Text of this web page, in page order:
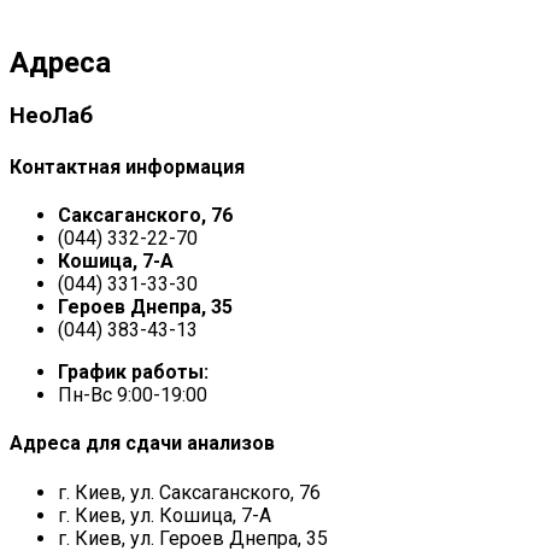
Адреса
НеоЛаб
Контактная информация
Саксаганского, 76
(044) 332-22-70
Кошица, 7-А
(044) 331-33-30
Героев Днепра, 35
(044) 383-43-13
График работы:
Пн-Вс 9:00-19:00
Адреса для сдачи анализов
г. Киев, ул. Саксаганского, 76
г. Киев, ул. Кошица, 7-А
г. Киев, ул. Героев Днепра, 35